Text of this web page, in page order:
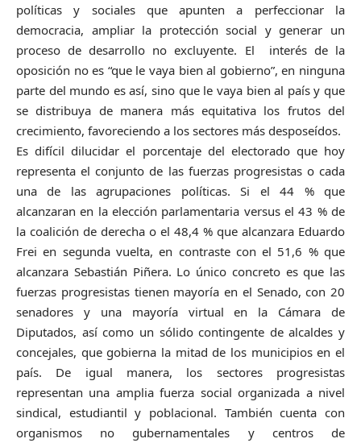
políticas y sociales que apunten a perfeccionar la
democracia, ampliar la protección social y generar un
proceso de desarrollo no excluyente. El interés de la
oposición no es “que le vaya bien al gobierno”, en ninguna
parte del mundo es así, sino que le vaya bien al país y que
se distribuya de manera más equitativa los frutos del
crecimiento, favoreciendo a los sectores más desposeídos.
Es difícil dilucidar el porcentaje del electorado que hoy
representa el conjunto de las fuerzas progresistas o cada
una de las agrupaciones políticas. Si el 44 % que
alcanzaran en la elección parlamentaria versus el 43 % de
la coalición de derecha o el 48,4 % que alcanzara Eduardo
Frei en segunda vuelta, en contraste con el 51,6 % que
alcanzara Sebastián Piñera. Lo único concreto es que las
fuerzas progresistas tienen mayoría en el Senado, con 20
senadores y una mayoría virtual en la Cámara de
Diputados, así como un sólido contingente de alcaldes y
concejales, que gobierna la mitad de los municipios en el
país. De igual manera, los sectores progresistas
representan una amplia fuerza social organizada a nivel
sindical, estudiantil y poblacional. También cuenta con
organismos no gubernamentales y centros de